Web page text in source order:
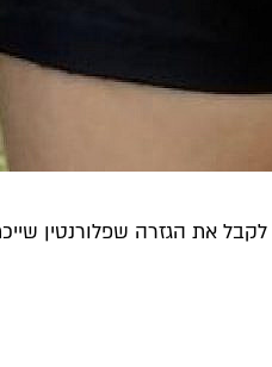
את הגזרה שפלורנטין